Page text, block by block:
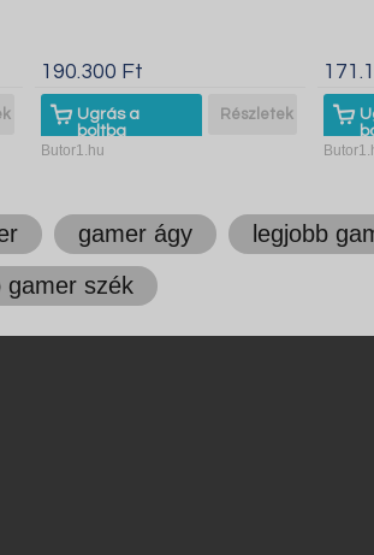
190.300 Ft
Ugrás a
boltba
Részletek
Butor1.hu
gamer ágy
legjobb
gamer szék